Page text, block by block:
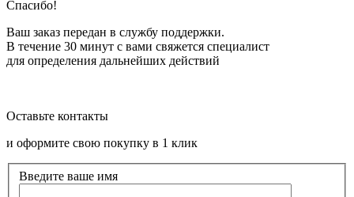
Спасибо!
Ваш заказ передан в службу поддержки.
В течение 30 минут с вами свяжется специалист
для определения дальнейших действий
Оставьте контакты
и оформите свою покупку в 1 клик
Введите ваше имя